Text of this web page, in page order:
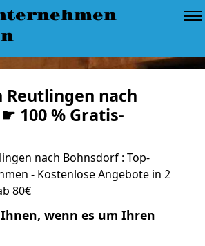
Reutlingen nach
100 % Gratis-
nach Bohnsdorf : Top-
- Kostenlose Angebote in 2
80€
wenn es um Ihren